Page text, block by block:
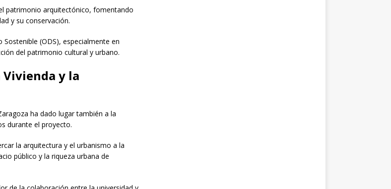
patrimonio arquitectónico, fomentando
y su conservación.
(ODS), especialmente en
del patrimonio cultural y urbano.
y la
ha dado lugar también a la
durante el proyecto.
la arquitectura y el urbanismo a la
público y la riqueza urbana de